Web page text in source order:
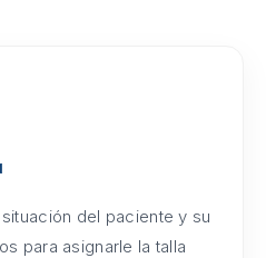
del paciente y su
para asignarle la talla